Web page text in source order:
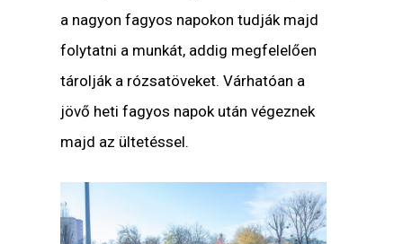
a nagyon fagyos napokon tudják majd
folytatni a munkát, addig megfelelően
tárolják a rózsatöveket. Várhatóan a
jövő heti fagyos napok után végeznek
majd az ültetéssel.